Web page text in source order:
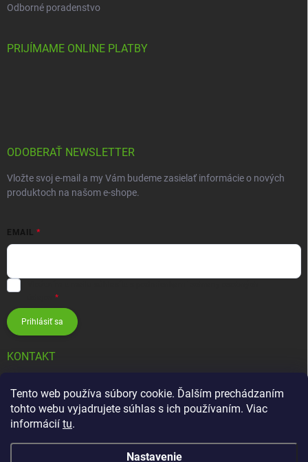
Tento web používa súbory cookie. Ďalším prechádzaním
tohto webu vyjadrujete súhlas s ich používaním. Viac
informácií tu.
Nastavenie
Odborné poradenstvo
PRIJÍMAME ONLINE PLATBY
ODOBERAŤ NEWSLETTER
Vložte svoj e-mail a my Vám budeme zasielať informácie o nových
produktoch na našom e-shope.
EMAIL
Prihlásiť sa
KONTAKT
@ zavlahovesystemy.sk
+421 905 12 13 15